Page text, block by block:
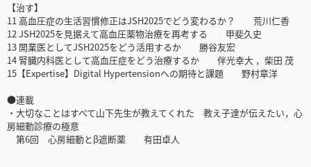
【治す】
11 高血圧症の生活習慣修正はJSH2025でどう変わるか？ 荒川仁香
12 JSH2025を見据えて高血圧薬物治療を再考する 甲斐久史
13 開業医としてJSH2025をどう活用するか 勝谷友宏
14 腎臓内科医として高血圧症をどう治療するか 伴光幸大 ，柴田 茂
15【Expertise】Digital Hypertensionへの期待と課題 野村章洋
●連載
・大切なことはすべて山下先生が教えてくれた 教え子達が伝えたい，心
房細動診療の極意
第6回 心房細動とβ遮断薬 有田卓人